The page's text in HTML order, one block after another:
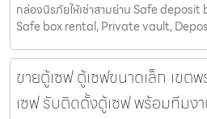
กล่องนิรภัยให้เช่าสามย่าน Safe
Safe box rental, Private vault,
ขายตู้เซฟ ตู้เซฟขนาดเล็ก เขต
เซฟ รับติดตั้งตู้เซฟ พร้อมทีมง